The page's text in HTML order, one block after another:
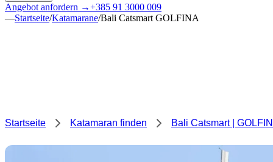
Angebot anfordern →+385 91 3000 009
—Startseite/Katamarane/Bali Catsmart GOLFINA
Startseite Katamaran finden Bali Catsmart |